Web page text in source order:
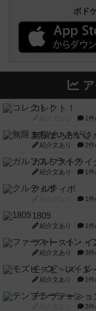
ボド
コレクト！
1
無限まちがいさ
紹介文あり 2
ガルフストライ
紹介文あり 1
クルティボ
1
1809
紹介文あり 1
ファースト・イ
紹介文あり 3件
モズビ－ズ・レ
紹介文あり 1
テンプテーショ
2